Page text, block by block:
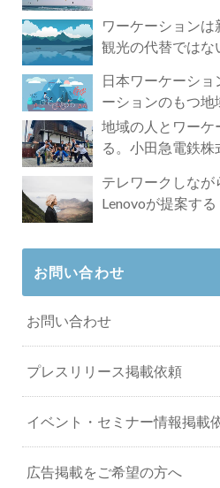
ワーケーションは
観光の代替ではな
日本ワーケーシ
ーションのもつ地
地域の人とワーケ
る。小田急電鉄株
テレワークしなが
Lenovoが提案す
お問い合わせ
お問い合わせ
プレスリリース掲載依頼
イベント・セミナー情報掲載
広告掲載をご希望の方へ